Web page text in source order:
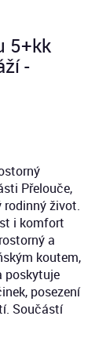
5+kk
-
Přelouče,
rodinný život.
i komfort
a
koutem,
poskytuje
posezení
Součástí